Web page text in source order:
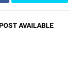
AVAILABLE